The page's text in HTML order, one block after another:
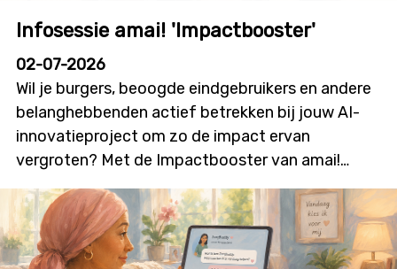
Infosessie amai! 'Impactbooster'
02-07-2026
Wil je burgers, beoogde eindgebruikers en andere
belanghebbenden actief betrekken bij jouw AI-
innovatieproject om zo de impact ervan
vergroten? Met de Impactbooster van amai!
kunnen onderzoekers en innovatoren financiële
ondersteuning aanvragen voor
burgerparticipatie- en outreachactiviteiten die
bijdragen aan meer dialoog, betrokkenheid en